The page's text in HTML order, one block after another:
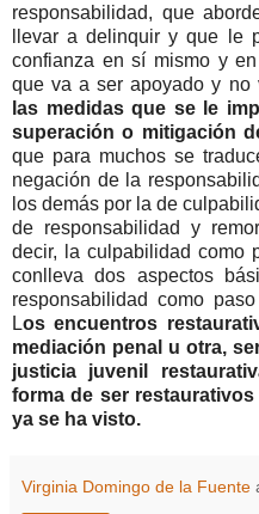
responsabilidad, que
llevar a delinquir y que le
confianza en sí mismo y
que va a ser apoyado y no
las medidas que se le
superación o mitigación
que para muchos se
negación de la
los demás por la de
de responsabilidad y
decir, la culpabilidad como
conlleva dos aspectos
responsabilidad como
Los encuentros
mediación penal u otra,
justicia juvenil
forma de ser
ya se ha visto.
Virginia Domingo de la Fuente